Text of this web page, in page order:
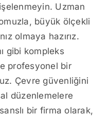
Uzman
büyük ölçekli
olmaya hazırız.
gibi kompleks
profesyonel bir
Çevre güvenliğini
düzenlemelere
bir firma olarak,